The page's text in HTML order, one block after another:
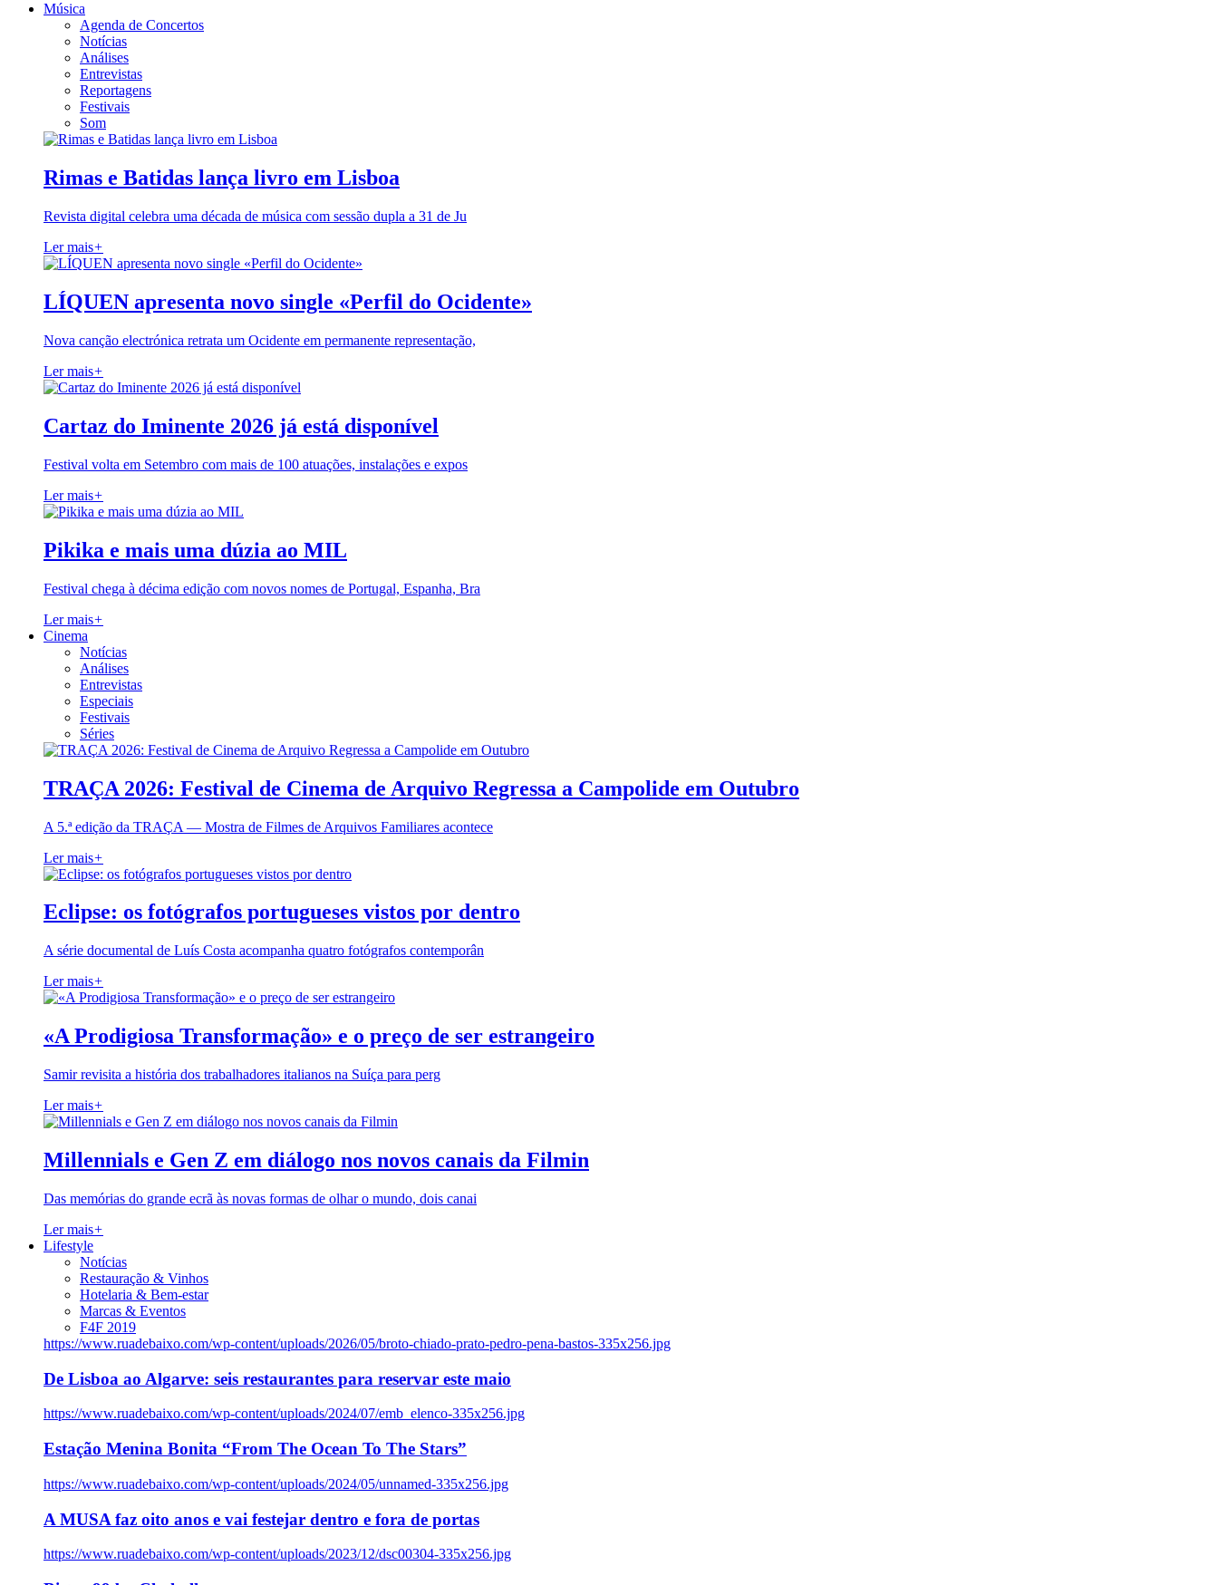
Música
Agenda de Concertos
Notícias
Análises
Entrevistas
Reportagens
Festivais
Som
Rimas e Batidas lança livro em Lisboa
Revista digital celebra uma década de música com sessão dupla a 31 de Ju
Ler mais+
LÍQUEN apresenta novo single «Perfil do Ocidente»
Nova canção electrónica retrata um Ocidente em permanente representação,
Ler mais+
Cartaz do Iminente 2026 já está disponível
Festival volta em Setembro com mais de 100 atuações, instalações e expos
Ler mais+
Pikika e mais uma dúzia ao MIL
Festival chega à décima edição com novos nomes de Portugal, Espanha, Bra
Ler mais+
Cinema
Notícias
Análises
Entrevistas
Especiais
Festivais
Séries
TRAÇA 2026: Festival de Cinema de Arquivo Regressa a Campolide em Outubro
A 5.ª edição da TRAÇA — Mostra de Filmes de Arquivos Familiares acontece
Ler mais+
Eclipse: os fotógrafos portugueses vistos por dentro
A série documental de Luís Costa acompanha quatro fotógrafos contemporân
Ler mais+
«A Prodigiosa Transformação» e o preço de ser estrangeiro
Samir revisita a história dos trabalhadores italianos na Suíça para perg
Ler mais+
Millennials e Gen Z em diálogo nos novos canais da Filmin
Das memórias do grande ecrã às novas formas de olhar o mundo, dois canai
Ler mais+
Lifestyle
Notícias
Restauração & Vinhos
Hotelaria & Bem-estar
Marcas & Eventos
F4F 2019
https://www.ruadebaixo.com/wp-content/uploads/2026/05/broto-chiado-prato-pedro-pena-bastos-335x256.jpg
De Lisboa ao Algarve: seis restaurantes para reservar este maio
https://www.ruadebaixo.com/wp-content/uploads/2024/07/emb_elenco-335x256.jpg
Estação Menina Bonita “From The Ocean To The Stars”
https://www.ruadebaixo.com/wp-content/uploads/2024/05/unnamed-335x256.jpg
A MUSA faz oito anos e vai festejar dentro e fora de portas
https://www.ruadebaixo.com/wp-content/uploads/2023/12/dsc00304-335x256.jpg